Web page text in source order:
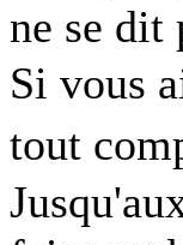
ne se dit
Si vous
tout